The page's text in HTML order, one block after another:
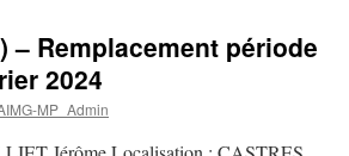
– Remplacement période
2024
MP_Admin